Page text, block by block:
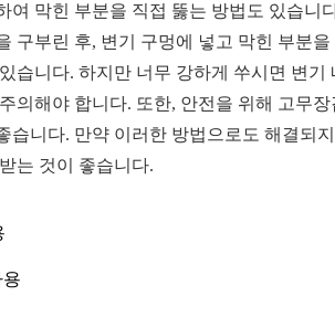
여 막힌 부분을 직접 뚫는 방법도 있습니
구부린 후, 변기 구멍에 넣고 막힌 부분을
습니다. 하지만 너무 강하게 쑤시면 변기
의해야 합니다. 또한, 안전을 위해 고무장
습니다. 만약 이러한 방법으로도 해결되
는 것이 좋습니다.